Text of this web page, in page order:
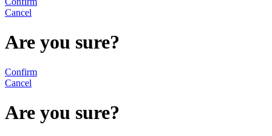
Cancel
Are you sure?
Confirm
Cancel
Are you sure?